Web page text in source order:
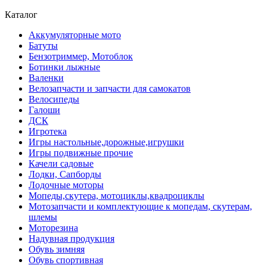
Каталог
Аккумуляторные мото
Батуты
Бензотриммер, Мотоблок
Ботинки лыжные
Валенки
Велозапчасти и запчасти для самокатов
Велосипеды
Галоши
ДСК
Игротека
Игры настольные,дорожные,игрушки
Игры подвижные прочие
Качели садовые
Лодки, Сапборды
Лодочные моторы
Мопеды,скутера, мотоциклы,квадроциклы
Мотозапчасти и комплектующие к мопедам, скутерам,
шлемы
Моторезина
Надувная продукция
Обувь зимняя
Обувь спортивная